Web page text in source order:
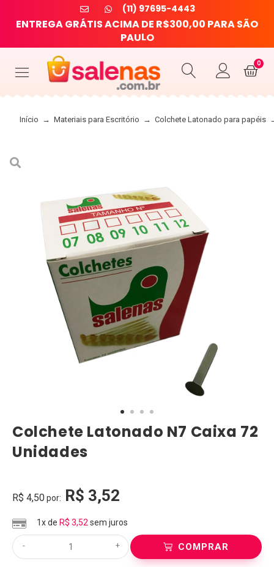
(11) 97695-4443
ENTREGAGRÁTISACIMADE R$300,00 PARASÃO
PAULO
0
Início → Materiais para Escritório → Colchete Latonado para papéis
Colchete Latonado N7 Caixa 72
Unidades
R$ 4,50por: R$ 3,52
1x de R$ 3,52 sem juros
- + COMPRAR